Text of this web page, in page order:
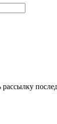
рассылку